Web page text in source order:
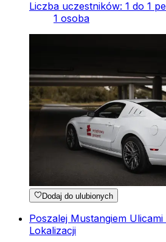
Liczba uczestników: 1 do 1
1 osoba
Dodaj do ulubionych
Poszalej Mustangiem
Lokalizacji